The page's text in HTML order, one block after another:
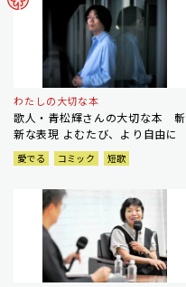
わたしの大切な本
歌人・青松輝さんの大切な本 斬
新な表現 よむたび、より自由に
愛でる コミック 短歌